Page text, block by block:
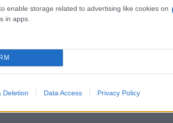
enable storage related to advertising like cookies on
in apps.
Deletion Data Access Privacy Policy